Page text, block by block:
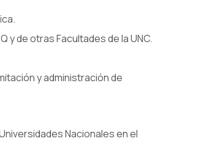
y de otras Facultades de la UNC.
y administración de
Nacionales en el